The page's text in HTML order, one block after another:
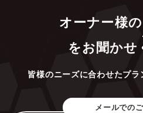
オーナー様の
をお聞かせ
皆様のニーズに合わせたプラ
メールでのご